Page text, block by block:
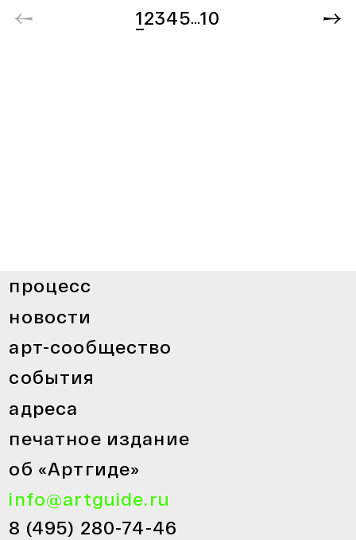
12345…10
процесс
новости
арт-сообщество
события
адреса
печатное издание
об «Артгиде»
info@artguide.ru
8 (495) 280-74-46